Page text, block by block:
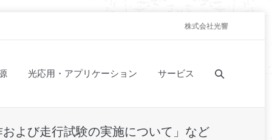
株式会社光響
光応用・アプリケーション サービス
よび走行試験の実施について」など